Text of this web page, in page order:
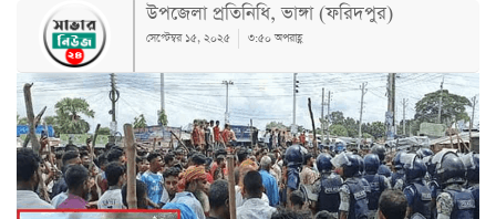
উপজেলা প্রতিনিধি, ভাঙ্গা (ফরিদপুর)
সেপ্টেম্বর ১৫, ২০২৫ ৩:৫০ অপরাহ্ণ